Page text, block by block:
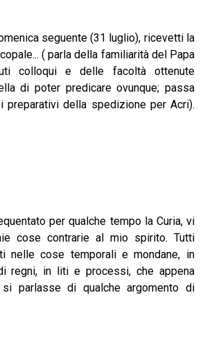
seguente (31 luglio), ricevetti la
( parla della familiarità del Papa
colloqui e delle facoltà ottenute
di poter predicare ovunque; passa
preparativi della spedizione per Acri).
per qualche tempo la Curia, vi
cose contrarie al mio spirito. Tutti
nelle cose temporali e mondane, in
regni, in liti e processi, che appena
si parlasse di qualche argomento di